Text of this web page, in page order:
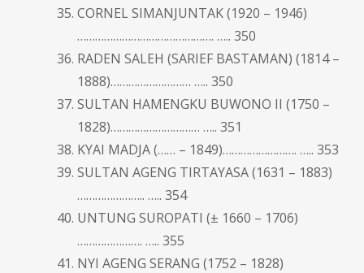
CORNEL SIMANJUNTAK (1920 – 1946)
………………………………………. ….. 350
RADEN SALEH (SARIEF BASTAMAN) (1814 –
1888)……………………… ….. 350
SULTAN HAMENGKU BUWONO II (1750 –
1828)………………………… ….. 351
KYAI MADJA (…… – 1849)……………………. ….. 353
SULTAN AGENG TIRTAYASA (1631 – 1883)
………………….. ….. 354
UNTUNG SUROPATI (± 1660 – 1706)
…………………. ….. 355
NYI AGENG SERANG (1752 – 1828)